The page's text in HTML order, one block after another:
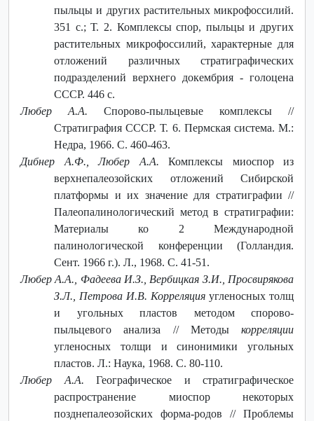
пыльцы и других растительных микрофоссилий.
351 с.; Т. 2. Комплексы спор, пыльцы и других
растительных микрофоссилий, характерные для
отложений различных стратиграфических
подразделений верхнего докембрия - голоцена
СССР. 446 с.
Любер А.А. Спорово-пыльцевые комплексы //
Стратиграфия СССР. Т. 6. Пермская система. М.:
Недра, 1966. С. 460-463.
Дибнер А.Ф., Любер А.А. Комплексы миоспор из
верхнепалеозойских отложений Сибирской
платформы и их значение для стратиграфии //
Палеопалинологический метод в стратиграфии:
Материалы ко 2 Международной
палинологической конференции (Голландия.
Сент. 1966 г.). Л., 1968. С. 41-51.
Любер А.А., Фадеева И.З., Вербицкая З.И., Просвирякова
З.Л., Петрова И.В. Корреляция угленосных толщ
и угольных пластов методом спорово-
пыльцевого анализа // Методы корреляции
угленосных толщи и синонимики угольных
пластов. Л.: Наука, 1968. С. 80-110.
Любер А.А. Географическое и стратиграфическое
распространение миоспор некоторых
позднепалеозойских форма-родов // Проблемы